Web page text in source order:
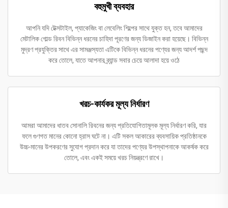
বহুমুখী ব্যবহার
আপনি যদি টেক্সটাইল, প্যাকেজিং বা লেবেলিং শিল্পের সাথে যুক্ত হন, তবে আমাদের
মেটালিক গোল্ড রিবন বিভিন্ন ধরনের চাহিদা পূরণের জন্য ডিজাইন করা হয়েছে। বিভিন্ন
মুদ্রণ প্রযুক্তির সাথে এর সামঞ্জস্যতা এটিকে বিভিন্ন ধরনের পণ্যের জন্য আদর্শ পছন্দ
করে তোলে, যাতে আপনার ব্র্যান্ড সবার চেয়ে আলাদা হয়ে ওঠে
খরচ-কার্যকর মূল্য নির্ধারণ
আমরা আমাদের ধাতব সোনালি রিবনের জন্য প্রতিযোগিতামূলক মূল্য নির্ধারণ করি, যার
ফলে গুণগত মানের কোনো হ্রাস ঘটে না। এটি সকল আকারের ব্যবসায়িক প্রতিষ্ঠানকে
উচ্চ-মানের উপকরণের সুযোগ প্রদান করে যা তাদের পণ্যের উপস্থাপনাকে আকর্ষক করে
তোলে, এবং একই সময়ে খরচ নিয়ন্ত্রণে রাখে।